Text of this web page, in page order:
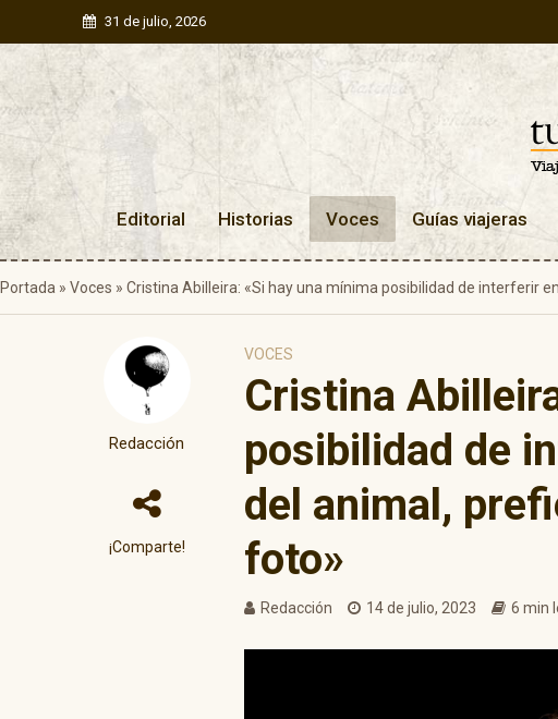
31 de julio, 2026
Editorial Historias Voces Guías viajeras
Portada » Voces » Cristina Abilleira: «Si hay una mínima posibilidad de interferir
Redacción
¡Comparte!
VOCES
Cristina
posibilidad de
del animal,
foto»
Redacción 14 de julio, 2023 6 min